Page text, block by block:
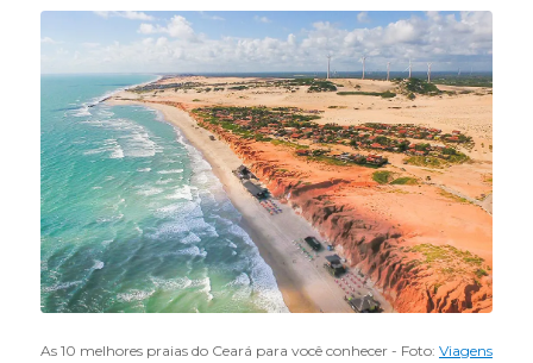
As 10 melhores praias do Ceará para você conhecer - Foto: Viagens